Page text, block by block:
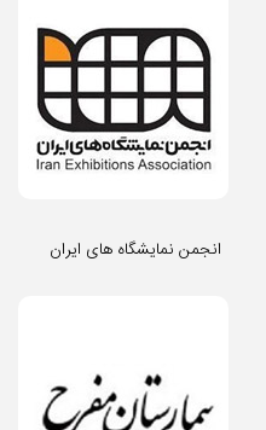
انجمن نمایشگاه های ایران